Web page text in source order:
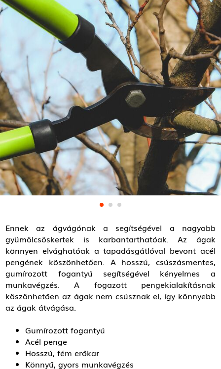
Ennek az ágvágónak a segítségével a nagyobb
gyümölcsöskertek is karbantarthatóak. Az ágak
könnyen elvághatóak a tapadásgátlóval bevont acél
pengének köszönhetően. A hosszú, csúszásmentes,
gumírozott fogantyú segítségével kényelmes a
munkavégzés. A fogazott pengekialakításnak
köszönhetően az ágak nem csúsznak el, így könnyebb
az ágak átvágása.
Gumírozott fogantyú
Acél penge
Hosszú, fém erőkar
Könnyű, gyors munkavégzés